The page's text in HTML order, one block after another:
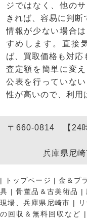
ジではなく、他の
きれば、容易に判断
情報が少ない場合
すめします。直接
ば、買取価格も対応
査定額を簡単に変
公表を行っていな
性が高いので、利用
〒660-0814 【24
兵庫県尼
| トップページ | 金＆プ
具 |骨董品＆古美術品 |
現場、兵庫県尼崎市 |
の回収＆無料回収など |